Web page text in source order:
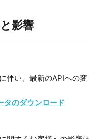
影響
伴い、最新のAPIへの変
タのダウンロード